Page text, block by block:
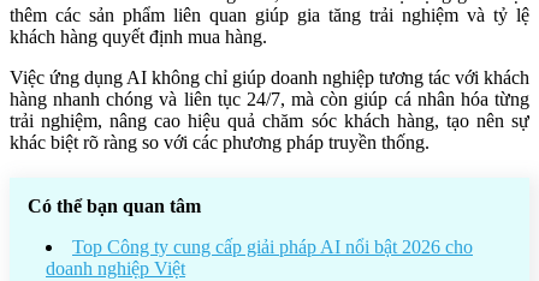
thêm các sản phẩm liên quan giúp gia tăng trải nghiệm và tỷ lệ
khách hàng quyết định mua hàng.
Việc ứng dụng AI không chỉ giúp doanh nghiệp tương tác với khách
hàng nhanh chóng và liên tục 24/7, mà còn giúp cá nhân hóa từng
trải nghiệm, nâng cao hiệu quả chăm sóc khách hàng, tạo nên sự
khác biệt rõ ràng so với các phương pháp truyền thống.
Có thể bạn quan tâm
Top Công ty cung cấp giải pháp AI nổi bật 2026 cho
doanh nghiệp Việt